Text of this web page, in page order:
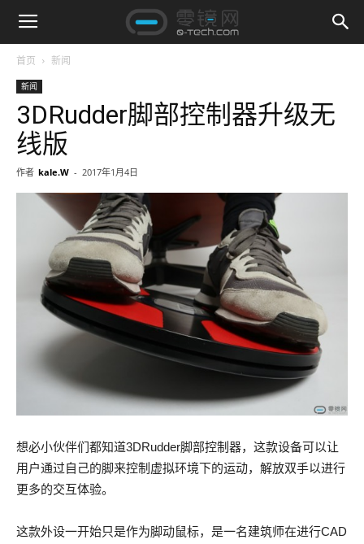
首页 新闻
新闻
3DRudder脚部控制器升级无
线版
作者 kale.W - 2017年1月4日
想必小伙伴们都知道3DRudder脚部控制器，这款设备可以让
用户通过自己的脚来控制虚拟环境下的运动，解放双手以进行
更多的交互体验。
这款外设一开始只是作为脚动鼠标，是一名建筑师在进行CAD